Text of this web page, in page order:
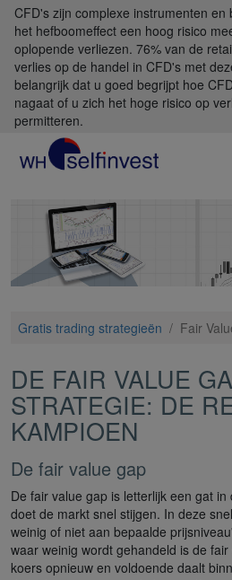
CFD's zijn complexe instrumenten en
het hefboomeffect een hoog risico
oplopende verliezen. 76% van de
verlies op de handel in CFD's met
belangrijk dat u goed begrijpt hoe
nagaat of u zich het hoge risico op
permitteren.
Gratis trading strategieën / Fair
DE FAIR VALUE
STRATEGIE: DE
KAMPIOEN
De fair value gap
De fair value gap is letterlijk een gat
doet de markt snel stijgen. In deze
weinig of niet aan bepaalde
waar weinig wordt gehandeld is de
koers opnieuw en voldoende daalt